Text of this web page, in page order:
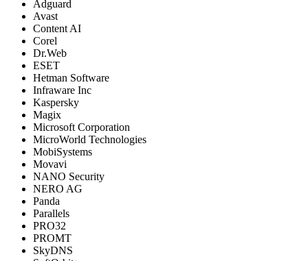
Adguard
Avast
Content AI
Corel
Dr.Web
ESET
Hetman Software
Infraware Inc
Kaspersky
Magix
Microsoft Corporation
MicroWorld Technologies
MobiSystems
Movavi
NANO Security
NERO AG
Panda
Parallels
PRO32
PROMT
SkyDNS